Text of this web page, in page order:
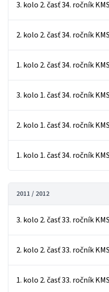
3. kolo 2. časť 34. ročník KMS
2. kolo 2. časť 34. ročník KMS
1. kolo 2. časť 34. ročník KMS
3. kolo 1. časť 34. ročník KMS
2. kolo 1. časť 34. ročník KMS
1. kolo 1. časť 34. ročník KMS
2011 / 2012
3. kolo 2. časť 33. ročník KMS
2. kolo 2. časť 33. ročník KMS
1. kolo 2. časť 33. ročník KMS